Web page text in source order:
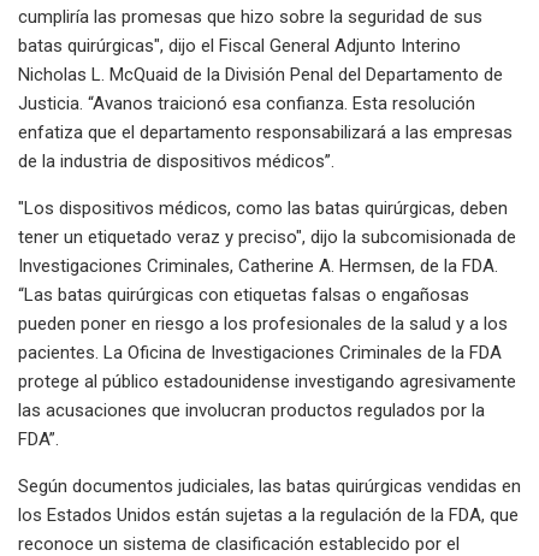
cumpliría las promesas que hizo sobre la seguridad de sus
batas quirúrgicas", dijo el Fiscal General Adjunto Interino
Nicholas L. McQuaid de la División Penal del Departamento de
Justicia. “Avanos traicionó esa confianza. Esta resolución
enfatiza que el departamento responsabilizará a las empresas
de la industria de dispositivos médicos”.
"Los dispositivos médicos, como las batas quirúrgicas, deben
tener un etiquetado veraz y preciso", dijo la subcomisionada de
Investigaciones Criminales, Catherine A. Hermsen, de la FDA.
“Las batas quirúrgicas con etiquetas falsas o engañosas
pueden poner en riesgo a los profesionales de la salud y a los
pacientes. La Oficina de Investigaciones Criminales de la FDA
protege al público estadounidense investigando agresivamente
las acusaciones que involucran productos regulados por la
FDA”.
Según documentos judiciales, las batas quirúrgicas vendidas en
los Estados Unidos están sujetas a la regulación de la FDA, que
reconoce un sistema de clasificación establecido por el